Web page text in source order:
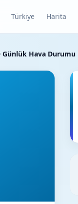
Türkiye Harita
Günlük Hava Durumu